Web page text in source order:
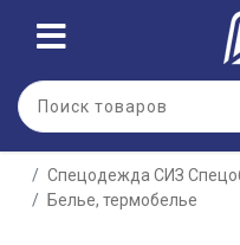
Спецодежда СИЗ
Белье, термобелье